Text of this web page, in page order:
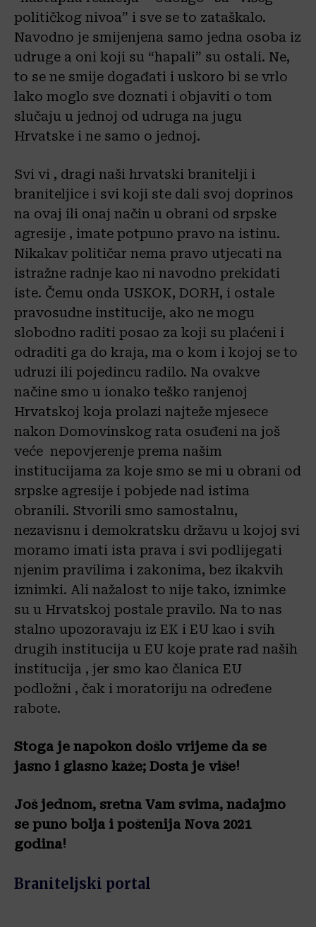
političkog nivoa” i sve se to zataškalo.
Navodno je smijenjena samo jedna osoba iz
udruge a oni koji su “hapali” su ostali. Ne,
to se ne smije događati i uskoro bi se vrlo
lako moglo sve doznati i objaviti o tom
slučaju u jednoj od udruga na jugu
Hrvatske i ne samo o jednoj.
Svi vi , dragi naši hrvatski branitelji i
braniteljice i svi koji ste dali svoj doprinos
na ovaj ili onaj način u obrani od srpske
agresije , imate potpuno pravo na istinu.
Nikakav političar nema pravo utjecati na
istražne radnje kao ni navodno prekidati
iste. Čemu onda USKOK, DORH, i ostale
pravosudne institucije, ako ne mogu
slobodno raditi posao za koji su plaćeni i
odraditi ga do kraja, ma o kom i kojoj se to
udruzi ili pojedincu radilo. Na ovakve
načine smo u ionako teško ranjenoj
Hrvatskoj koja prolazi najteže mjesece
nakon Domovinskog rata osuđeni na još
veće nepovjerenje prema našim
institucijama za koje smo se mi u obrani od
srpske agresije i pobjede nad istima
obranili. Stvorili smo samostalnu,
nezavisnu i demokratsku državu u kojoj svi
moramo imati ista prava i svi podlijegati
njenim pravilima i zakonima, bez ikakvih
iznimki. Ali nažalost to nije tako, iznimke
su u Hrvatskoj postale pravilo. Na to nas
stalno upozoravaju iz EK i EU kao i svih
drugih institucija u EU koje prate rad naših
institucija , jer smo kao članica EU
podložni , čak i moratoriju na određene
rabote.
Stoga je napokon došlo vrijeme da se
jasno i glasno kaže; Dosta je više!
Još jednom, sretna Vam svima, nadajmo
se puno bolja i poštenija Nova 2021
godina!
Braniteljski portal